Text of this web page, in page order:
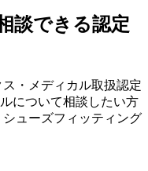
談できる認定
・メディカル取扱認定
について相談したい方
ューズフィッティング